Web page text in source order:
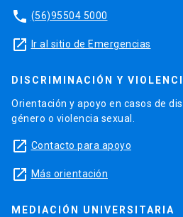
phone (56)95504 5000
launch Ir al sitio de Emergencias
DISCRIMINACIÓN Y
Orientación y apoyo en casos de
género o violencia sexual.
launch Contacto para apoyo
launch Más orientación
MEDIACIÓN UNIVERSITARIA